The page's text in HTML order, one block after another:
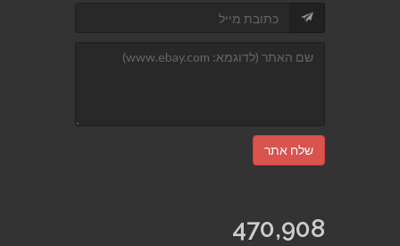
שלח אתר
470,908